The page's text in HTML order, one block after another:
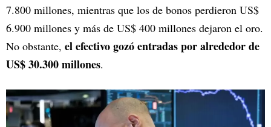
7.800 millones, mientras que los de bonos perdieron US$
6.900 millones y más de US$ 400 millones dejaron el oro.
No obstante, el efectivo gozó entradas por alrededor de
US$ 30.300 millones.